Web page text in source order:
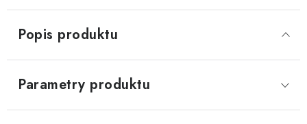
Popis produktu
Parametry produktu